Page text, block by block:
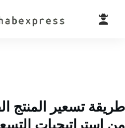
استراتيجيات التسعير